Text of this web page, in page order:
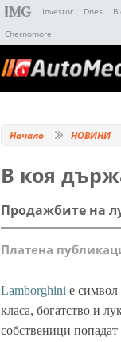
Investor Dnes
Chernomore
Начало НОВИНИ
В коя
Продажбите на
Платена
Lamborghini е символ
класа, богатство и
собственици